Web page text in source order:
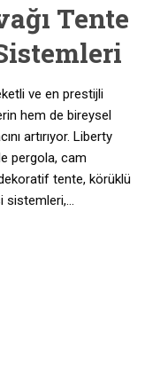
Tente
ve en prestijli
hem de bireysel
artırıyor. Liberty
pergola, cam
tente, körüklü
sistemleri,…